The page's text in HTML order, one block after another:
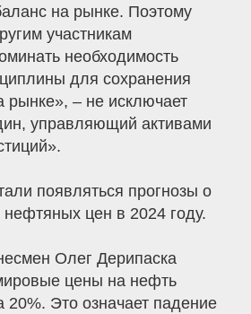
на рынке. Поэтому
участникам
необходимость
для сохранения
рынке», – не исключает
управляющий активами
появляться прогнозы о
цен в 2024 году.
Олег Дерипаска
цены на нефть
20%. Это означает падение